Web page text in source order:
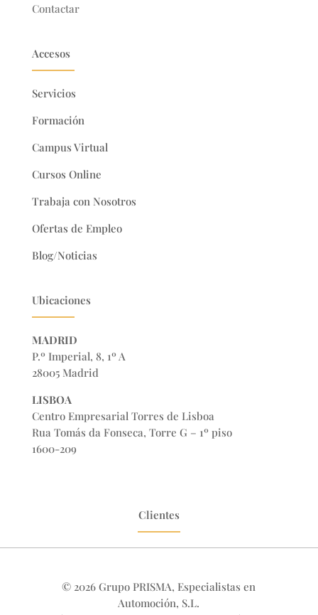
Contactar
Accesos
Servicios
Formación
Campus Virtual
Cursos Online
Trabaja con Nosotros
Ofertas de Empleo
Blog/Noticias
Ubicaciones
MADRID
P.º Imperial, 8, 1º A
28005 Madrid
LISBOA
Centro Empresarial Torres de Lisboa
Rua Tomás da Fonseca, Torre G – 1º piso
1600-209
Clientes
© 2026 Grupo PRISMA, Especialistas en
Automoción, S.L.